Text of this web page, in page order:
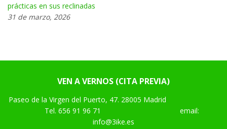
prácticas en sus reclinadas
31 de marzo, 2026
VEN A VERNOS (CITA PREVIA)
Paseo de la Virgen del Puerto, 47. 28005 Madrid
Tel. 656 91 96 71
email:
info@3ike.es